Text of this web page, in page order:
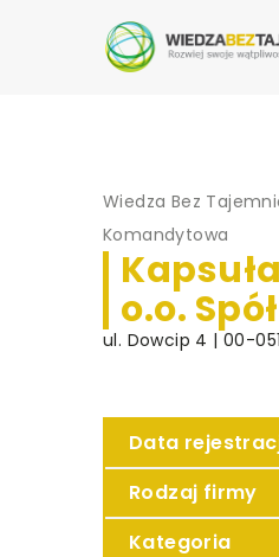
Wiedza Bez
Komandytowa
o.o.
ul. Dowcip 4 | 00-
Data
Rodzaj firmy
Kategoria